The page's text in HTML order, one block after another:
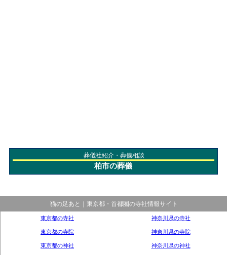
葬儀社紹介・葬儀相談
柏市の葬儀
猫の足あと｜東京都・首都圏の寺社情報サイト
東京都の寺社
東京都の寺院
東京都の神社
神奈川県の寺社
神奈川県の寺院
神奈川県の神社